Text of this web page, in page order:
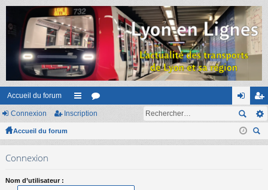
Accueil du forum
ac
s
or on
ne
ns
cri
Connexion Inscription
Accueil du forum
ec
Connexion
Nom d’utilisateur :